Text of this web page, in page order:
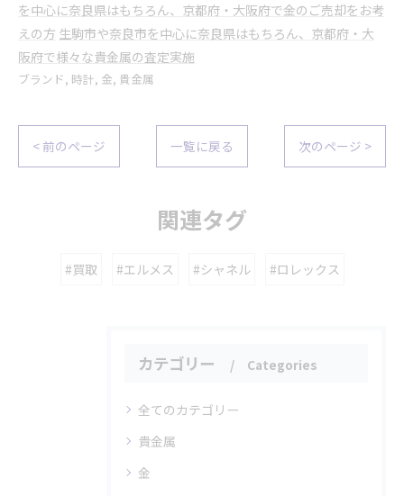
を中心に奈良県はもちろん、京都府・大阪府で金のご売却をお考
えの方 生駒市や奈良市を中心に奈良県はもちろん、京都府・大
阪府で様々な貴金属の査定実施
ブランド 時計 金 貴金属
< 前のページ 一覧に戻る 次のページ >
関連タグ
#買取 #エルメス #シャネル #ロレックス
カテゴリー Categories
全てのカテゴリー
貴金属
金